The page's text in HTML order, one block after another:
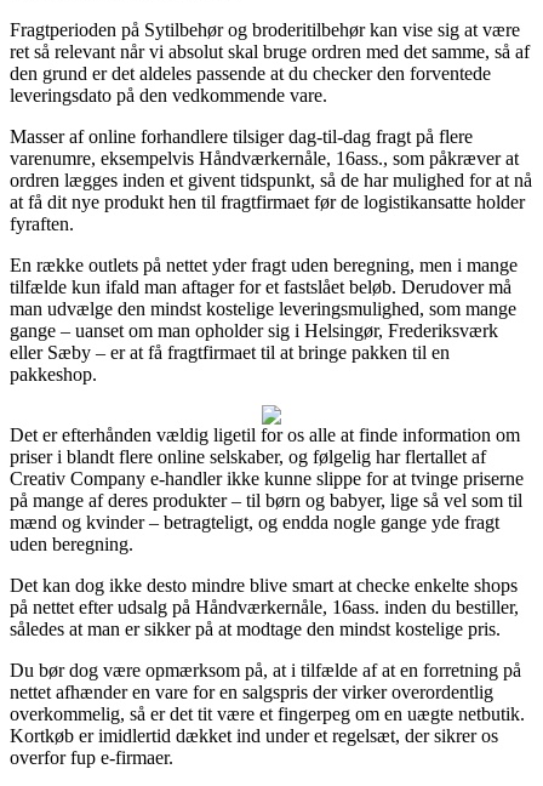
Fragtperioden på Sytilbehør og broderitilbehør kan vise sig at være
ret så relevant når vi absolut skal bruge ordren med det samme, så af
den grund er det aldeles passende at du checker den forventede
leveringsdato på den vedkommende vare.
Masser af online forhandlere tilsiger dag-til-dag fragt på flere
varenumre, eksempelvis Håndværkernåle, 16ass., som påkræver at
ordren lægges inden et givent tidspunkt, så de har mulighed for at nå
at få dit nye produkt hen til fragtfirmaet før de logistikansatte holder
fyraften.
En række outlets på nettet yder fragt uden beregning, men i mange
tilfælde kun ifald man aftager for et fastslået beløb. Derudover må
man udvælge den mindst kostelige leveringsmulighed, som mange
gange – uanset om man opholder sig i Helsingør, Frederiksværk
eller Sæby – er at få fragtfirmaet til at bringe pakken til en
pakkeshop.
Det er efterhånden vældig ligetil for os alle at finde information om
priser i blandt flere online selskaber, og følgelig har flertallet af
Creativ Company e-handler ikke kunne slippe for at tvinge priserne
på mange af deres produkter – til børn og babyer, lige så vel som til
mænd og kvinder – betragteligt, og endda nogle gange yde fragt
uden beregning.
Det kan dog ikke desto mindre blive smart at checke enkelte shops
på nettet efter udsalg på Håndværkernåle, 16ass. inden du bestiller,
således at man er sikker på at modtage den mindst kostelige pris.
Du bør dog være opmærksom på, at i tilfælde af at en forretning på
nettet afhænder en vare for en salgspris der virker overordentlig
overkommelig, så er det tit være et fingerpeg om en uægte netbutik.
Kortkøb er imidlertid dækket ind under et regelsæt, der sikrer os
overfor fup e-firmaer.